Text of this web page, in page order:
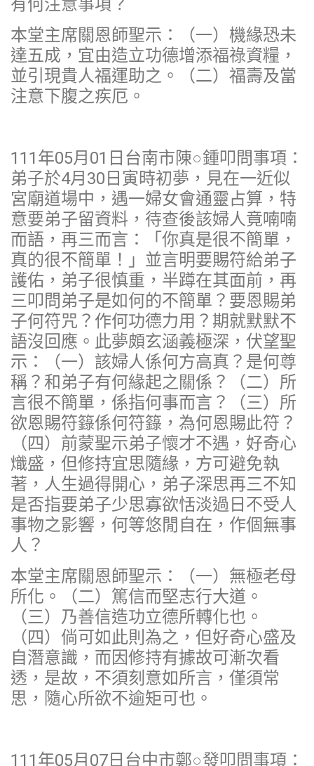
有何注意事項？
本堂主席關恩師聖示：（一）機緣恐未
達五成，宜由造立功德增添福祿資糧，
並引現貴人福運助之。（二）福壽及當
注意下腹之疾厄。
111年05月01日台南市陳○鍾叩問事項：
弟子於4月30日寅時初夢，見在一近似
宮廟道場中，遇一婦女會通靈占算，特
意要弟子留資料，待查後該婦人竟喃喃
而語，再三而言：「你真是很不簡單，
真的很不簡單！」並言明要賜符給弟子
護佑，弟子很慎重，半蹲在其面前，再
三叩問弟子是如何的不簡單？要恩賜弟
子何符咒？作何功德力用？期就默默不
語沒回應。此夢頗玄涵義極深，伏望聖
示：（一）該婦人係何方高真？是何尊
稱？和弟子有何緣起之關係？（二）所
言很不簡單，係指何事而言？（三）所
欲恩賜符籙係何符籙，為何恩賜此符？
（四）前蒙聖示弟子懷才不遇，好奇心
熾盛，但修持宜思隨緣，方可避免執
著，人生過得開心，弟子深思再三不知
是否指要弟子少思寡欲恬淡過日不受人
事物之影響，何等悠閒自在，作個無事
人？
本堂主席關恩師聖示：（一）無極老母
所化。（二）篤信而堅志行大道。
（三）乃善信造功立德所轉化也。
（四）倘可如此則為之，但好奇心盛及
自潛意識，而因修持有據故可漸次看
透，是故，不須刻意如所言，僅須常
思，隨心所欲不逾矩可也。
111年05月07日台中市鄭○發叩問事項：